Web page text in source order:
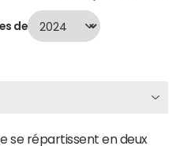
de
se répartissent en deux